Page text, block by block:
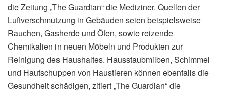
die Zeitung „The Guardian“ die Mediziner. Quellen der
Luftverschmutzung in Gebäuden seien beispielsweise
Rauchen, Gasherde und Öfen, sowie reizende
Chemikalien in neuen Möbeln und Produkten zur
Reinigung des Haushaltes. Hausstaubmilben, Schimmel
und Hautschuppen von Haustieren können ebenfalls die
Gesundheit schädigen, zitiert „The Guardian“ die